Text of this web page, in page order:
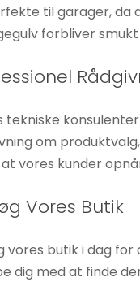
til garager, da
forbliver
tekniske
om
at vores kunder
Vores Butik
vores butik i dag
dig med at finde